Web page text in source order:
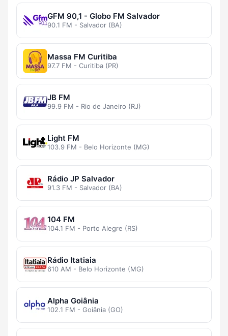
GFM 90,1 - Globo FM Salvador
90.1 FM - Salvador (BA)
Massa FM Curitiba
97.7 FM - Curitiba (PR)
JB FM
99.9 FM - Rio de Janeiro (RJ)
Light FM
103.9 FM - Belo Horizonte (MG)
Rádio JP Salvador
91.3 FM - Salvador (BA)
104 FM
104.1 FM - Porto Alegre (RS)
Rádio Itatiaia
610 AM - Belo Horizonte (MG)
Alpha Goiânia
102.1 FM - Goiânia (GO)